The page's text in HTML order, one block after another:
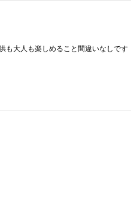
大人も楽しめること間違いなしで